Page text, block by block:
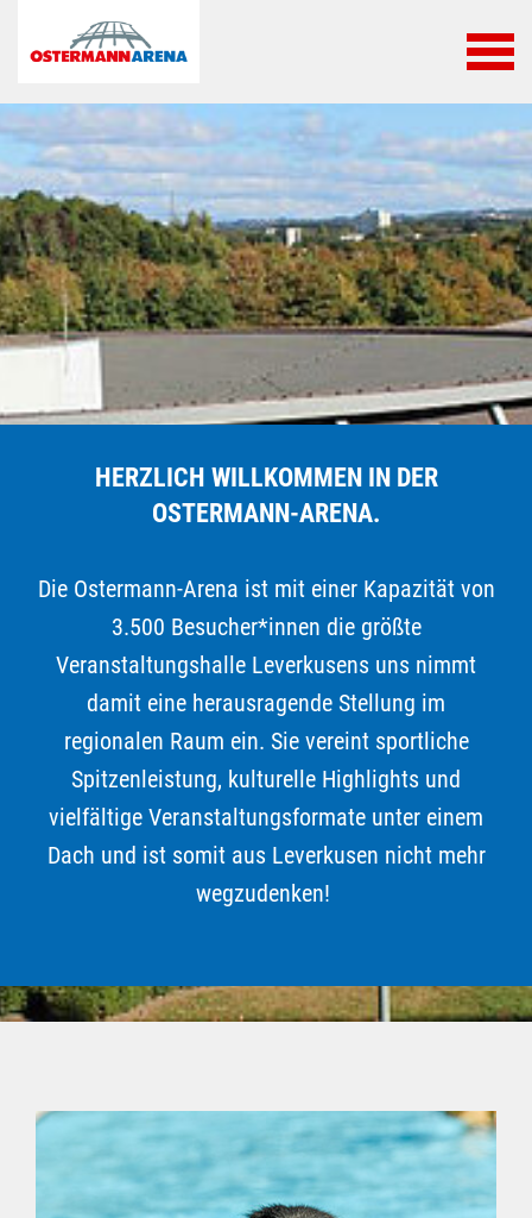
HERZLICH WILLKOMMEN IN DER
OSTERMANN-ARENA.
Die Ostermann-Arena ist mit einer Kapazität von
3.500 Besucher*innen die größte
Veranstaltungshalle Leverkusens uns nimmt
damit eine herausragende Stellung im
regionalen Raum ein. Sie vereint sportliche
Spitzenleistung, kulturelle Highlights und
vielfältige Veranstaltungsformate unter einem
Dach und ist somit aus Leverkusen nicht mehr
wegzudenken!